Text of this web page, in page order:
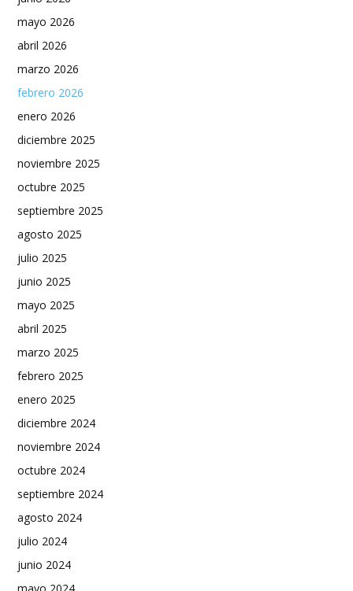
mayo 2026
abril 2026
marzo 2026
febrero 2026
enero 2026
diciembre 2025
noviembre 2025
octubre 2025
septiembre 2025
agosto 2025
julio 2025
junio 2025
mayo 2025
abril 2025
marzo 2025
febrero 2025
enero 2025
diciembre 2024
noviembre 2024
octubre 2024
septiembre 2024
agosto 2024
julio 2024
junio 2024